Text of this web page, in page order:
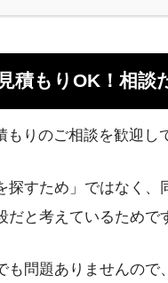
積もりOK！相談
りのご相談を歓迎し
探すため」ではなく、
と考えているためで
問題ありませんので